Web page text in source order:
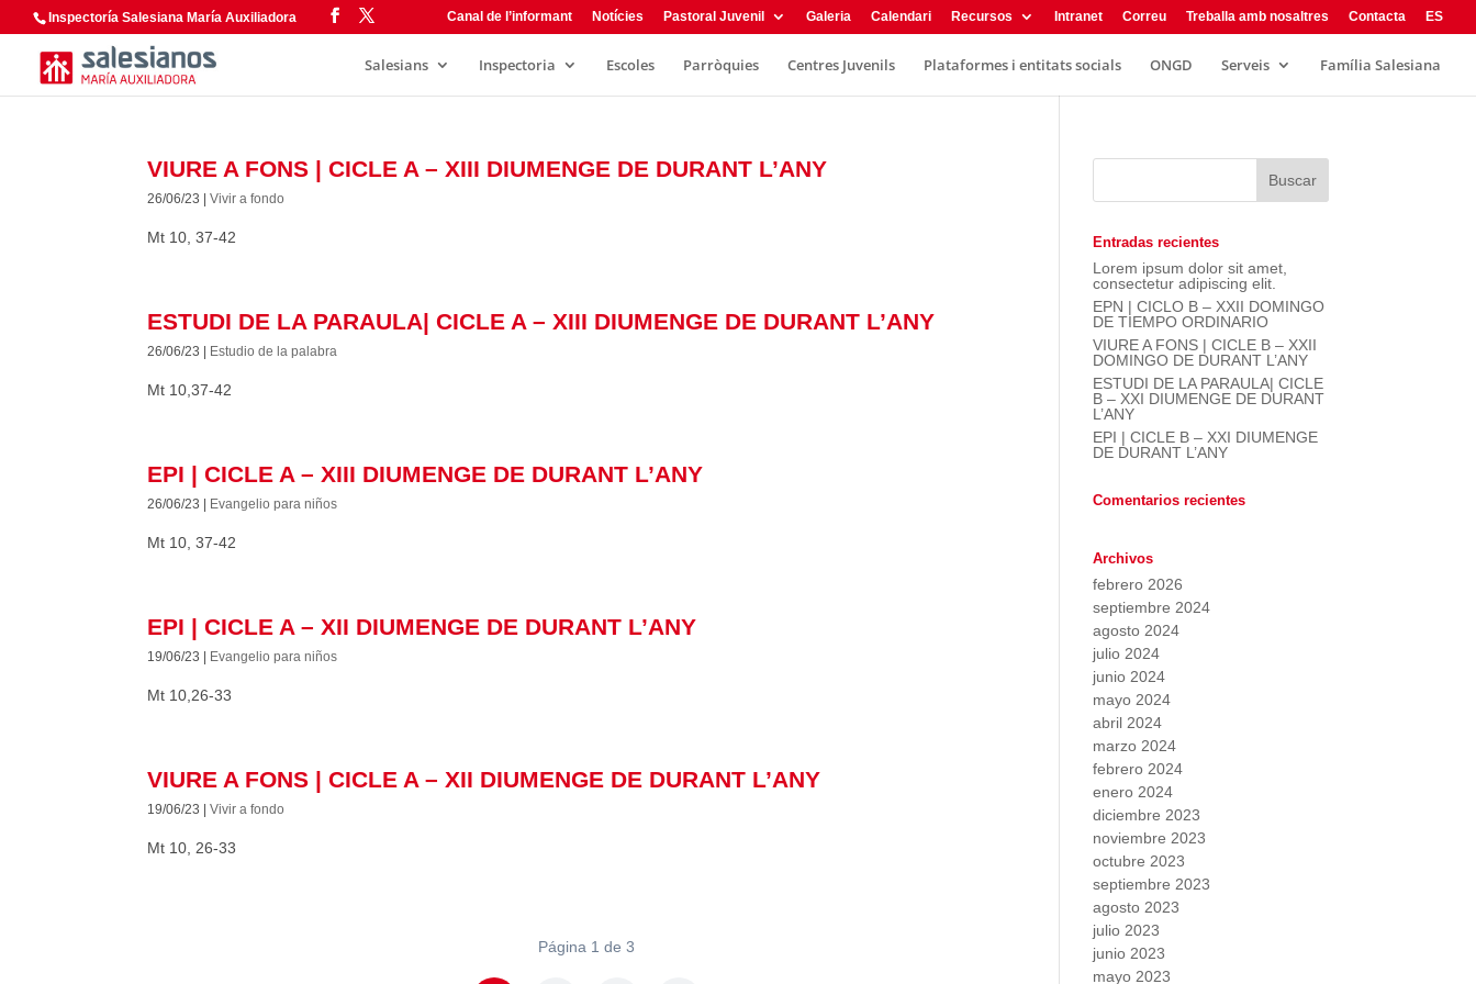
Inspectoría Salesiana María Auxiliadora Canal de l’informant Notícies Pastoral Juvenil Galeria Calendari Recursos Intranet Correu Treballa amb nosaltres Contacta ES
Salesians Inspectoria Escoles Parròquies Centres Juvenils Plataformes i entitats socials ONGD Serveis Família Salesiana
VIURE A FONS | CICLE A – XIII DIUMENGE DE DURANT L’ANY
26/06/23 |Vivir a fondo
Mt 10, 37-42
ESTUDI DE LA PARAULA| CICLE A – XIII DIUMENGE DE DURANT L’ANY
26/06/23 Estudio de la palabra
Mt 10,37-42
EPI | CICLE A – XIII DIUMENGE DE DURANT L’ANY
26/06/23 Evangelio para niños
Mt 10, 37-42
EPI | CICLE A – XII DIUMENGE DE DURANT L’ANY
19/06/23 Evangelio para niños
Mt 10,26-33
VIURE A FONS | CICLE A – XII DIUMENGE DE DURANT L’ANY
19/06/23 |Vivir a fondo
Mt 10, 26-33
Página 1 de 3
Entradas recientes
Lorem ipsum dolor sit amet,
consectetur adipiscing elit.
EPN | CICLO B – XXII DOMINGO
DE TIEMPO ORDINARIO
VIURE A FONS | CICLE B – XXII
DOMINGO DE DURANT L’ANY
ESTUDI DE LA PARAULA| CICLE
B – XXI DIUMENGE DE DURANT
L’ANY
EPI | CICLE B – XXI DIUMENGE
DE DURANT L’ANY
Comentarios recientes
Archivos
febrero 2026
septiembre 2024
agosto 2024
julio 2024
junio 2024
mayo 2024
abril 2024
marzo 2024
febrero 2024
enero 2024
diciembre 2023
noviembre 2023
octubre 2023
septiembre 2023
agosto 2023
julio 2023
junio 2023
mayo 2023